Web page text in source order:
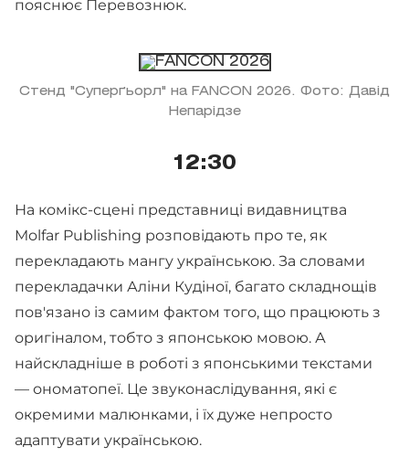
пояснює Перевознюк.
Стенд "Суперґьорл" на FANCON 2026. Фото: Давід
Непарідзе
12:30
На комікс-сцені представниці видавництва
Molfar Publishing розповідають про те, як
перекладають мангу українською. За словами
перекладачки Аліни Кудіної, багато складнощів
пов'язано із самим фактом того, що працюють з
оригіналом, тобто з японською мовою. А
найскладніше в роботі з японськими текстами
— ономатопеї. Це звуконаслідування, які є
окремими малюнками, і їх дуже непросто
адаптувати українською.